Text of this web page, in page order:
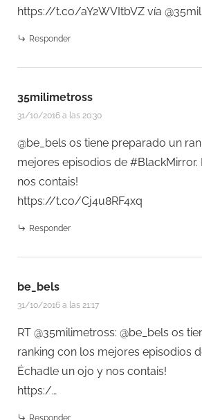
https://t.co/aY2WVItbVZ vía
Responder
35milimetross
31/10/2016 a las 20:30
@be_bels os tiene preparado un
mejores episodios de
nos contais!
https://t.co/Cj4u8RF4xq
Responder
be_bels
31/10/2016 a las 21:17
RT @35milimetross: @be_bels os
ranking con los mejores episodios
Échadle un ojo y nos contais!
https:/…